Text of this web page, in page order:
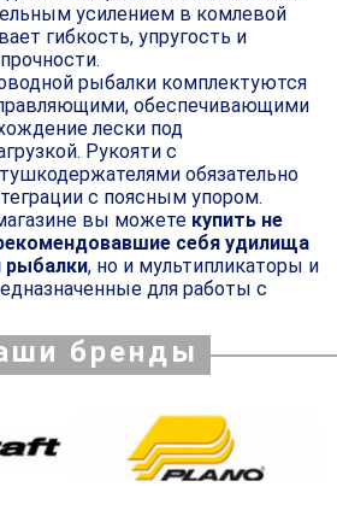
усилением в комлевой
гибкость, упругость и
рыбалки комплектуются
обеспечивающими
лески под
Рукояти с
обязательно
с поясным упором.
вы можете купить не
себя удилища
рыбалки, но и мультипликаторы и
для работы с
бренды